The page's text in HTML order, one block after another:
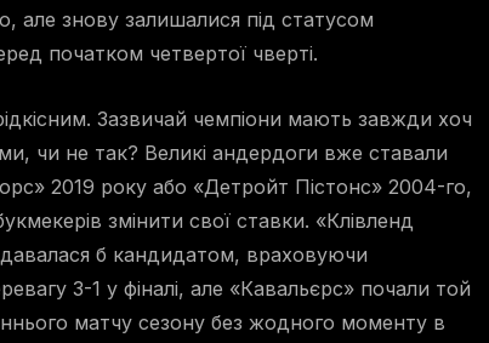
але знову залишалися під статусом
початком четвертої чверті.
Зазвичай чемпіони мають завжди хоч
чи не так? Великі андердоги вже ставали
2019 року або «Детройт Пістонс» 2004-го,
змінити свої ставки. «Клівленд
б кандидатом, враховуючи
3-1 у фіналі, але «Кавальєрс» почали той
матчу сезону без жодного моменту в